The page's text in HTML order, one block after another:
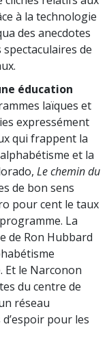
à la technologie
des anecdotes
de
éducation
laïques et
expressément
qui frappent la
et la
Le chemin du
de bon sens
pour cent le taux
La
de Ron Hubbard
Et le Narconon
du centre de
réseau
pour les